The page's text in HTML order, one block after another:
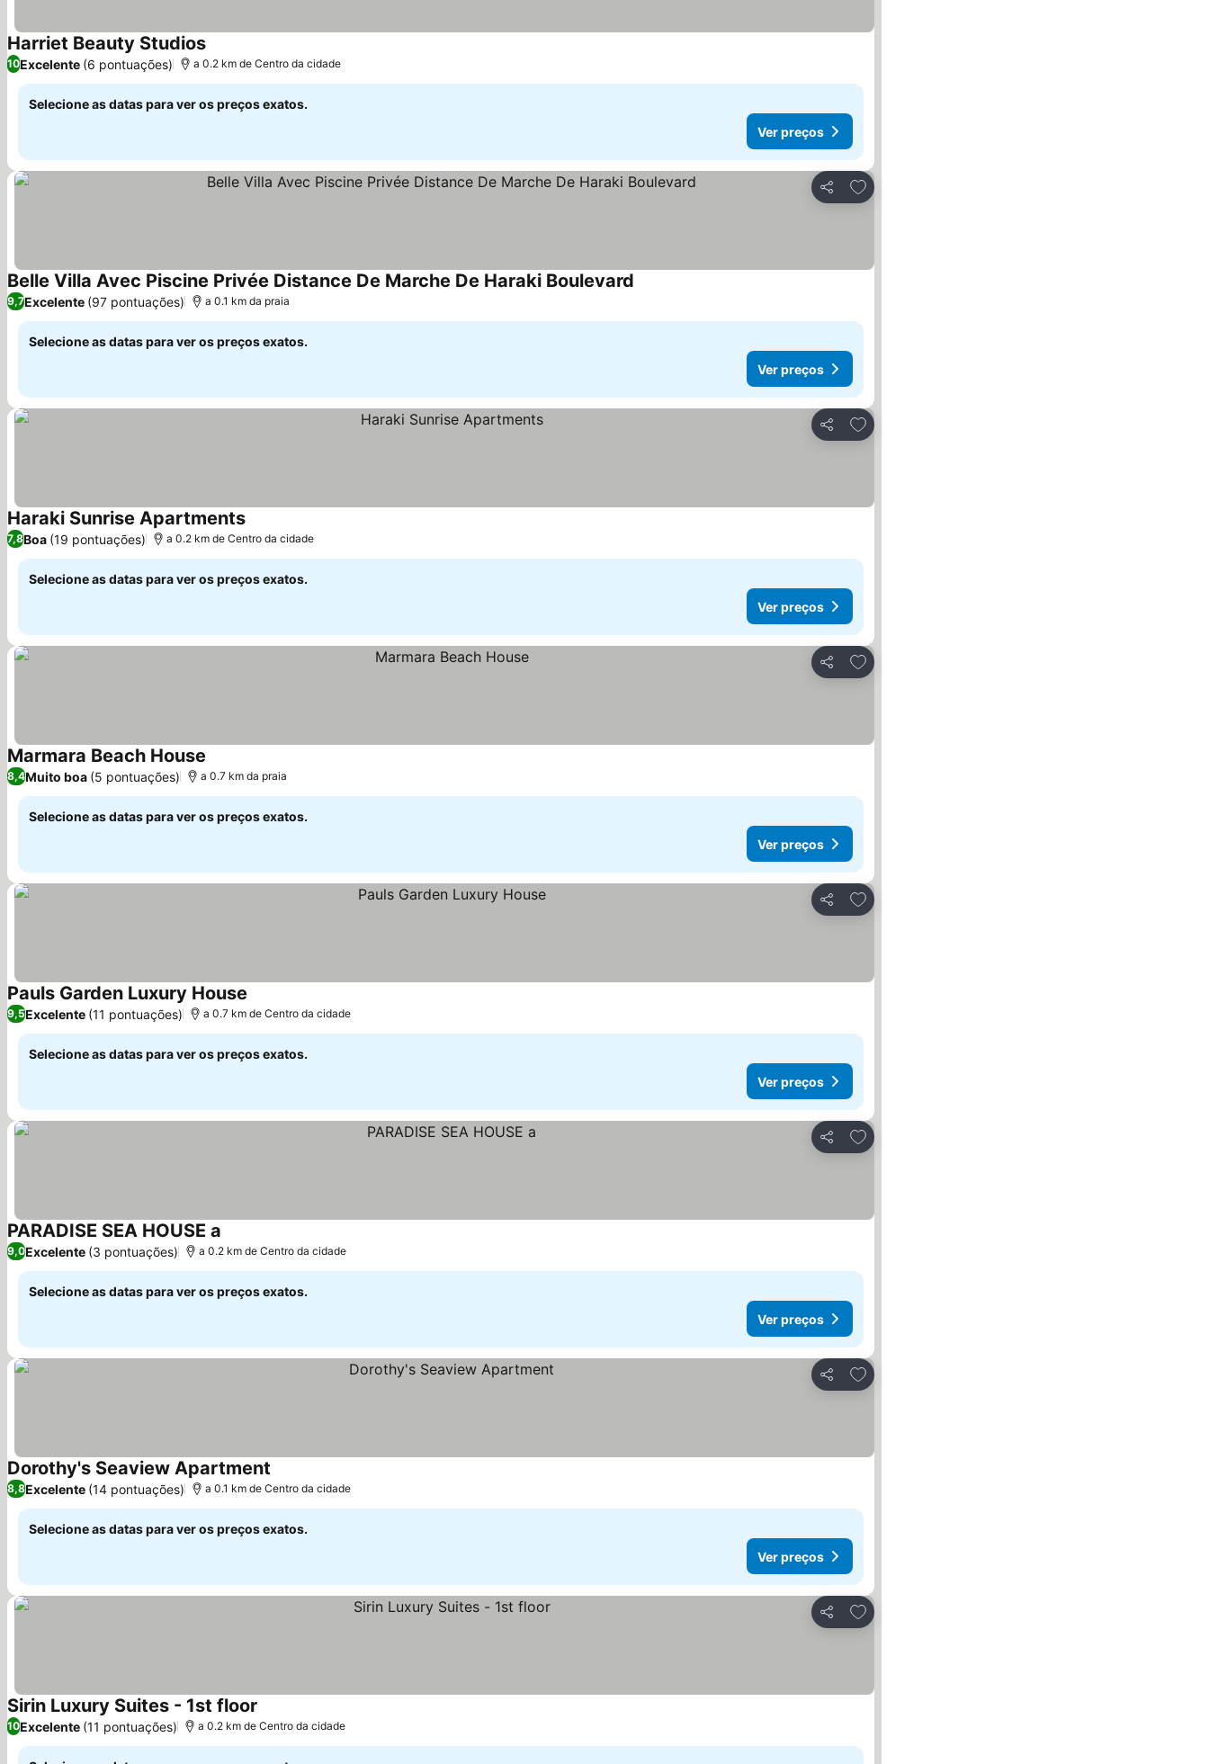
Harriet Beauty StudiosVer preços
10Excelente (6 pontuações) a 0.2 km de Centro da cidade
Selecione as datas para ver os preços exatos.
Ver preços
Partilhar
Adicionar aos favoritos
Belle Villa Avec Piscine Privée Distance De Marche De Haraki Boulevard
9,7Excelente (97 pontuações) a 0.1 km da praia
Selecione as datas para ver os preços exatos.
Ver preços
Partilhar
Adicionar aos favoritos
Haraki Sunrise ApartmentsVer preços
7,8Boa (19 pontuações) a 0.2 km de Centro da cidade
Selecione as datas para ver os preços exatos.
Ver preços
Partilhar
Adicionar aos favoritos
Marmara Beach House
8,4Muito boa (5 pontuações) a 0.7 km da praia
Selecione as datas para ver os preços exatos.
Ver preços
Partilhar
Adicionar aos favoritos
Pauls Garden Luxury House
9,5Excelente (11 pontuações) a 0.7 km de Centro da cidade
Selecione as datas para ver os preços exatos.
Ver preços
Partilhar
Adicionar aos favoritos
PARADISE SEA HOUSE a
9,0Excelente (3 pontuações) a 0.2 km de Centro da cidade
Selecione as datas para ver os preços exatos.
Ver preços
Partilhar
Adicionar aos favoritos
Dorothy's Seaview Apartment
8,8Excelente (14 pontuações) a 0.1 km de Centro da cidade
Selecione as datas para ver os preços exatos.
Ver preços
Partilhar
Adicionar aos favoritos
Sirin Luxury Suites - 1st floor
10Excelente (11 pontuações) a 0.2 km de Centro da cidade